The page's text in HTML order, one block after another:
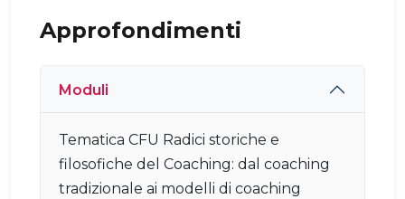
Approfondimenti
Moduli
Tematica CFU Radici storiche e
filosofiche del Coaching: dal coaching
tradizionale ai modelli di coaching